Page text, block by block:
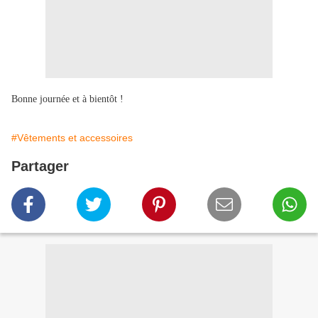
Bonne journée et à bientôt !
#Vêtements et accessoires
Partager